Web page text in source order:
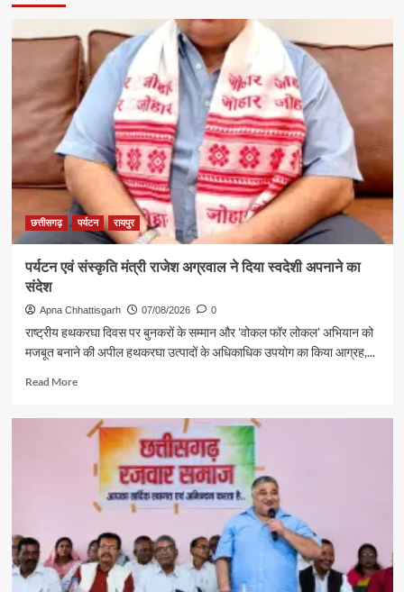
छत्तीसगढ़ पर्यटन रायपुर
पर्यटन एवं संस्कृति मंत्री राजेश अग्रवाल ने दिया स्वदेशी अपनाने का
संदेश
Apna Chhattisgarh 07/08/2026 0
राष्ट्रीय हथकरघा दिवस पर बुनकरों के सम्मान और 'वोकल फॉर लोकल' अभियान को
मजबूत बनाने की अपील हथकरघा उत्पादों के अधिकाधिक उपयोग का किया आग्रह,...
Read MoreRead
पर्यटन
संस्कृति
राजेश
अग्रवाल
दिया
स्वदेशी
अपनाने